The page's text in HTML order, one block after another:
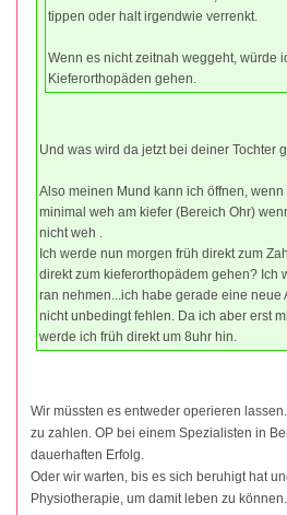
tippen oder halt irgendwie verrenkt.
Wenn es nicht zeitnah weggeht, würde
Kieferorthopäden gehen.
Und was wird da jetzt bei deiner Tochter
Also meinen Mund kann ich öffnen,
minimal weh am kiefer (Bereich Ohr)
nicht weh .
Ich werde nun morgen früh direkt zum
direkt zum kieferorthopädem gehen? Ich
ran nehmen...ich habe gerade eine neue
nicht unbedingt fehlen. Da ich aber erst
werde ich früh direkt um 8uhr hin.
Wir müssten es entweder operieren
zu zahlen. OP bei einem Spezialisten in
dauerhaften Erfolg.
Oder wir warten, bis es sich beruhigt hat
Physiotherapie, um damit leben zu